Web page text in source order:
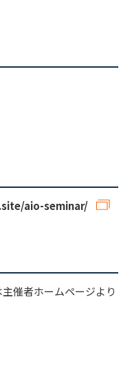
aio-seminar/
催者ホームページより